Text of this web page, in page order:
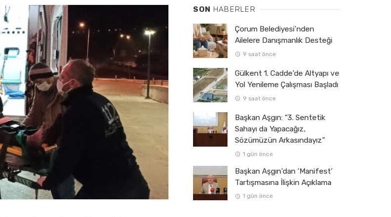
SON HABERLER
Çorum Belediyesi’nden
Ailelere Danışmanlık Desteği
9 saat önce
Gülkent 1. Cadde’de Altyapı ve
Yol Yenileme Çalışması Başladı
9 saat önce
Başkan Aşgın: “3. Sentetik
Sahayı da Yapacağız,
Sözümüzün Arkasındayız”
1 gün önce
Başkan Aşgın’dan ‘Manifest’
Tartışmasına İlişkin Açıklama
1 gün önce